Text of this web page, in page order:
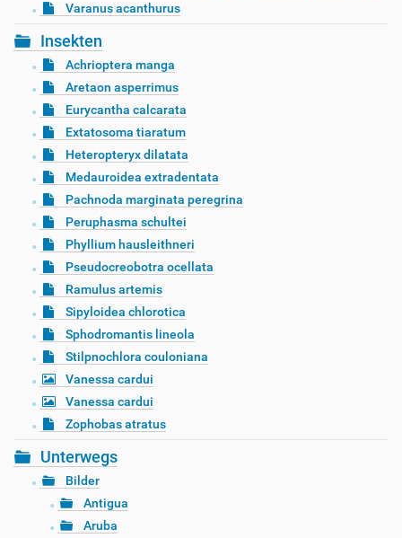
Varanus acanthurus
Insekten
Achrioptera manga
Aretaon asperrimus
Eurycantha calcarata
Extatosoma tiaratum
Heteropteryx dilatata
Medauroidea extradentata
Pachnoda marginata peregrina
Peruphasma schultei
Phyllium hausleithneri
Pseudocreobotra ocellata
Ramulus artemis
Sipyloidea chlorotica
Sphodromantis lineola
Stilpnochlora couloniana
Vanessa cardui
Vanessa cardui
Zophobas atratus
Unterwegs
Bilder
Antigua
Aruba